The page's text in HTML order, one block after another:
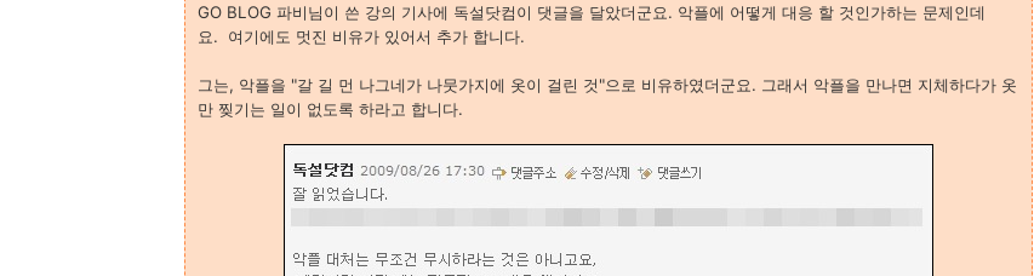
GO BLOG 파비님이 쓴 강의 기사에 독설닷컴이 댓글을 달았더군요. 악플에 어떻게 대응 할 것인가하는 문제인데
요. 여기에도 멋진 비유가 있어서 추가 합니다.
그는, 악플을 "갈 길 먼 나그네가 나뭇가지에 옷이 걸린 것"으로 비유하였더군요. 그래서 악플을 만나면 지체하다가 옷
만 찢기는 일이 없도록 하라고 합니다.